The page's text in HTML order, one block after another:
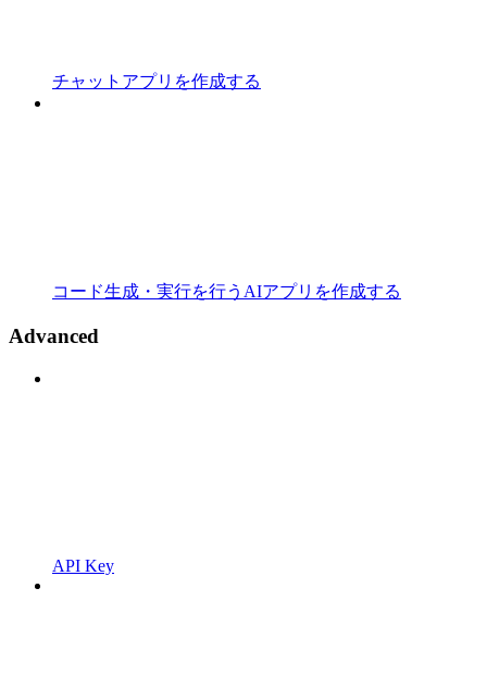
チャットアプリを作成する
コード生成・実行を行うAIアプリを作成する
Advanced
API Key